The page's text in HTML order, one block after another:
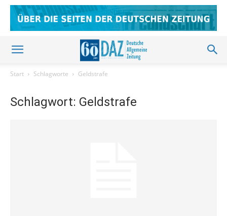
Start Schlagworte Geldstrafe
Schlagwort: Geldstrafe